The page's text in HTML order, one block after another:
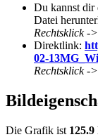
Du kannst dir
Datei
Rechtsklick -
Direktlink:
02-
Rechtsklick -
Die Grafik ist